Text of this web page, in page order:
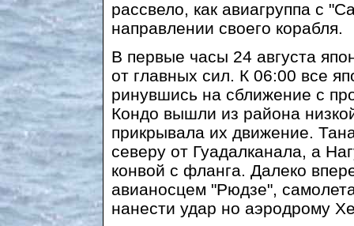
рассвело, как авиагруппа с
направлении своего корабля.
В первые часы 24 августа
от главных сил. К 06:00 все
ринувшись на сближение с
Кондо вышли из района
прикрывала их движение.
северу от Гуадалканала, a
конвой с фланга. Далеко
авианосцем "Рюдзе",
нанести удар но аэродрому